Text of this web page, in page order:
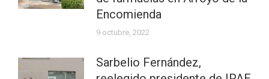
Encomienda
9 octubre, 2022
Sarbelio Fernández,